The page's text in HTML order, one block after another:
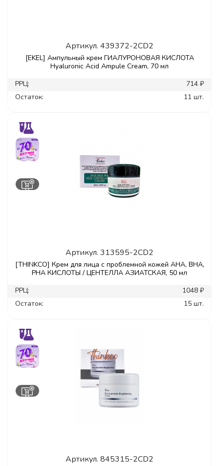
Артикул. 439372-2CD2
[EKEL] Ампульный крем ГИАЛУРОНОВАЯ КИСЛОТА
Hyaluronic Acid Ampule Cream, 70 мл
РРЦ:
714 ₽
Остаток:
11 шт.
Артикул. 313595-2CD2
[THINKCO] Крем для лица с проблемной кожей AHA, BHA,
PHA КИСЛОТЫ / ЦЕНТЕЛЛА АЗИАТСКАЯ, 50 мл
РРЦ:
1048 ₽
Остаток:
15 шт.
Артикул. 845315-2CD2